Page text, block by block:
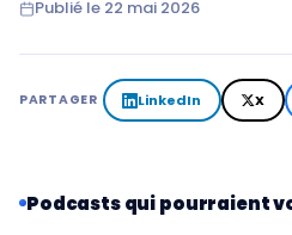
Publié le 22 mai 2026
PARTAGER LinkedIn X
Podcasts qui pourraient